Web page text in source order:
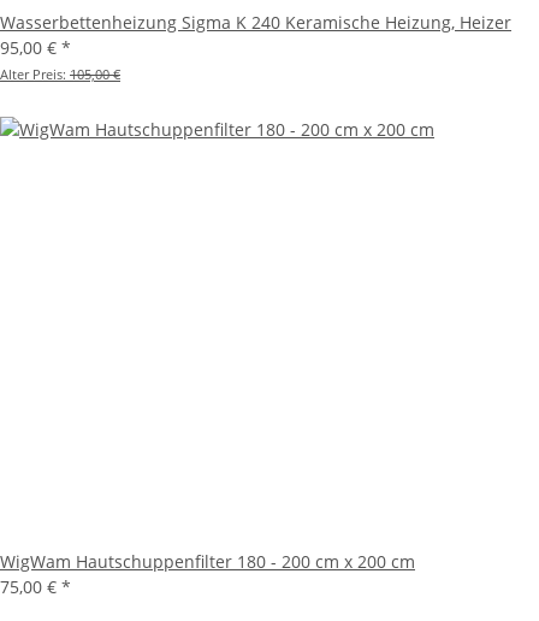
Wasserbettenheizung Sigma K 240 Keramische Heizung, Heizer
95,00 € *
Alter Preis: 105,00 €
WigWam Hautschuppenfilter 180 - 200 cm x 200 cm
75,00 € *